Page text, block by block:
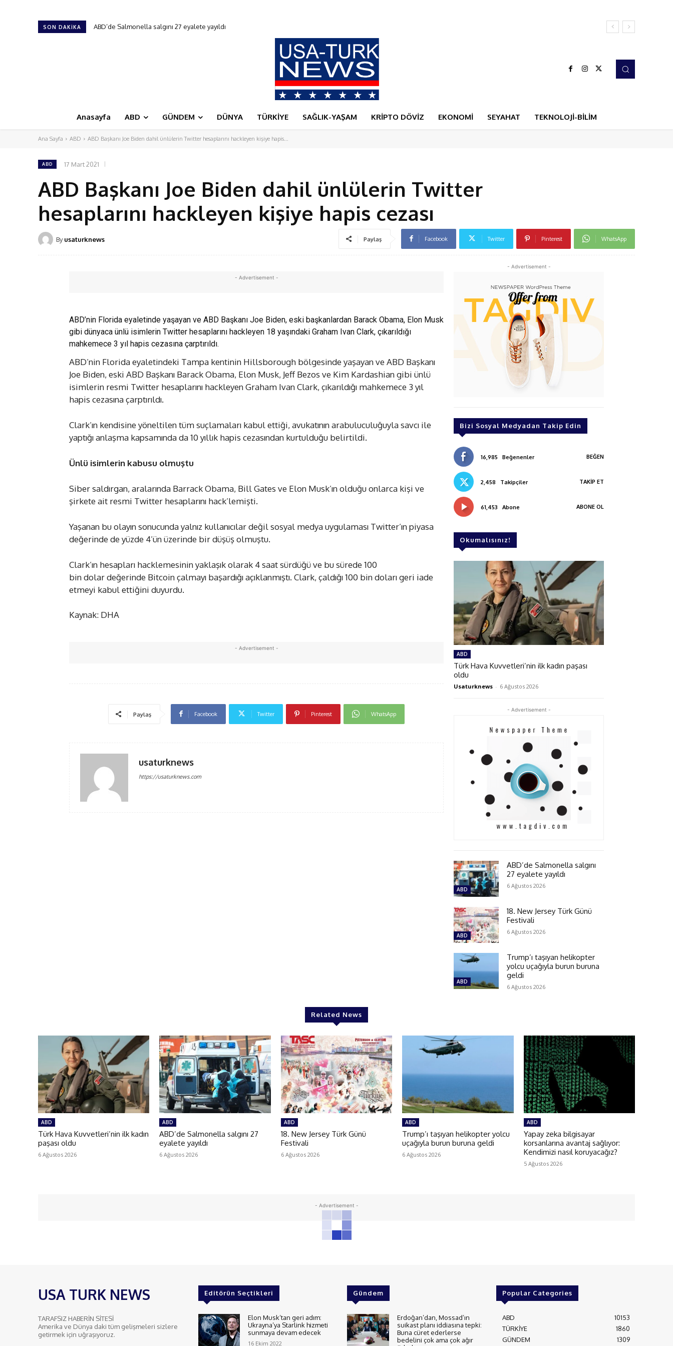
SON DAKIKA ABD’de Salmonella salgını 27 eyalete yayıldı
18. New Jersey Türk Günü Festivali
Anasayfa ABD GÜNDEM DÜNYA TÜRKİYE SAĞLIK-YAŞAM KRİPTO DÖVİZ EKONOMİ SEYAHAT TEKNOLOJİ-BİLİM
Ana Sayfa ABD ABD Başkanı Joe Biden dahil ünlülerin Twitter hesaplarını hackleyen kişiye hapis...
ABD 17 Mart 2021
ABD Başkanı Joe Biden dahil ünlülerin Twitter
hesaplarını hackleyen kişiye hapis cezası
By usaturknews Paylaş Facebook Twitter Pinterest WhatsApp
- Advertisement -
ABD’nin Florida eyaletinde yaşayan ve ABD Başkanı Joe Biden, eski başkanlardan Barack Obama, Elon Musk
gibi dünyaca ünlü isimlerin Twitter hesaplarını hackleyen 18 yaşındaki Graham Ivan Clark, çıkarıldığı
mahkemece 3 yıl hapis cezasına çarptırıldı.
ABD’nin Florida eyaletindeki Tampa kentinin Hillsborough bölgesinde yaşayan ve ABD Başkanı
Joe Biden, eski ABD Başkanı Barack Obama, Elon Musk, Jeff Bezos ve Kim Kardashian gibi ünlü
isimlerin resmi Twitter hesaplarını hackleyen Graham Ivan Clark, çıkarıldığı mahkemece 3 yıl
hapis cezasına çarptırıldı.
Clark’ın kendisine yöneltilen tüm suçlamaları kabul ettiği, avukatının arabuluculuğuyla savcı ile
yaptığı anlaşma kapsamında da 10 yıllık hapis cezasından kurtulduğu belirtildi.
Ünlü isimlerin kabusu olmuştu
Siber saldırgan, aralarında Barrack Obama, Bill Gates ve Elon Musk’ın olduğu onlarca kişi ve
şirkete ait resmi Twitter hesaplarını hack’lemişti.
Yaşanan bu olayın sonucunda yalnız kullanıcılar değil sosyal medya uygulaması Twitter’ın piyasa
değerinde de yüzde 4’ün üzerinde bir düşüş olmuştu.
Clark’ın hesapları hacklemesinin yaklaşık olarak 4 saat sürdüğü ve bu sürede 100
bin dolar değerinde Bitcoin çalmayı başardığı açıklanmıştı. Clark, çaldığı 100 bin doları geri iade
etmeyi kabul ettiğini duyurdu.
Kaynak: DHA
- Advertisement -
Paylaş Facebook Twitter Pinterest WhatsApp
usaturknews
https://usaturknews.com
- Advertisement -
Bizi Sosyal Medyadan Takip Edin
16,985 Beğenenler BEĞEN
2,458 Takipçiler TAKIP ET
61,453 Abone ABONE OL
Okumalısınız!
ABD
Türk Hava Kuvvetleri’nin ilk kadın paşası
oldu
Usaturknews - 6 Ağustos 2026
- Advertisement -
ABD
ABD’de Salmonella salgını
27 eyalete yayıldı
6 Ağustos 2026
ABD
18. New Jersey Türk Günü
Festivali
6 Ağustos 2026
ABD
Trump’ı taşıyan helikopter
yolcu uçağıyla burun buruna
geldi
6 Ağustos 2026
Related News
ABD
Türk Hava Kuvvetleri’nin ilk kadın
paşası oldu
6 Ağustos 2026
ABD
ABD’de Salmonella salgını 27
eyalete yayıldı
6 Ağustos 2026
ABD
18. New Jersey Türk Günü
Festivali
6 Ağustos 2026
ABD
Trump’ı taşıyan helikopter yolcu
uçağıyla burun buruna geldi
6 Ağustos 2026
ABD
Yapay zeka bilgisayar
korsanlarına avantaj sağlıyor:
Kendimizi nasıl koruyacağız?
5 Ağustos 2026
- Advertisement -
USA TURK NEWS
TARAFSIZ HABERİN SİTESİ
Amerika ve Dünya daki tüm gelişmeleri sizlere
getirmek için uğraşıyoruz.
Editörün Seçtikleri
Elon Musk’tan geri adım:
Ukrayna’ya Starlink hizmeti
sunmaya devam edecek
16 Ekim 2022
Gündem
Erdoğan’dan, Mossad’ın
suikast planı iddiasına tepki:
Buna cüret ederlerse
bedelini çok ama çok ağır
Popular Categories
ABD
10153
TÜRKİYE
1860
GÜNDEM
1309